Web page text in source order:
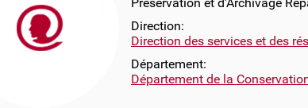
Direction:
Direction des services et des
Département:
Département de la